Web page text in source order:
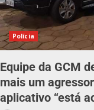
Polícia
Equipe da GCM
mais um
aplicativo “está